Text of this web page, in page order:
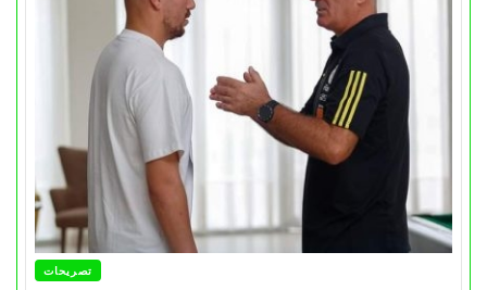
تصريحات